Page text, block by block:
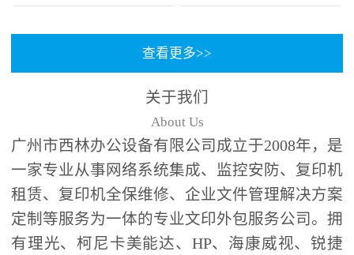
查看更多>>
关于我们
About Us
广州市西林办公设备有限公司成立于2008年，是
一家专业从事网络系统集成、监控安防、复印机
租赁、复印机全保维修、企业文件管理解决方案
定制等服务为一体的专业文印外包服务公司。拥
有理光、柯尼卡美能达、HP、海康威视、锐捷